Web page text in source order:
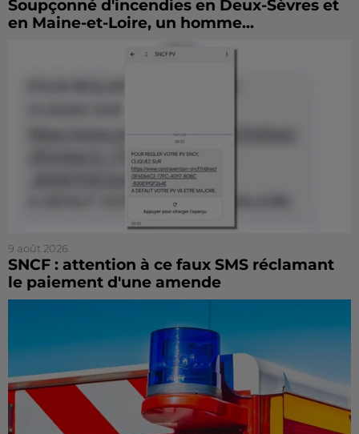
Soupçonné d'incendies en Deux-Sèvres et
en Maine-et-Loire, un homme...
9 août 2026
SNCF : attention à ce faux SMS réclamant
le paiement d'une amende